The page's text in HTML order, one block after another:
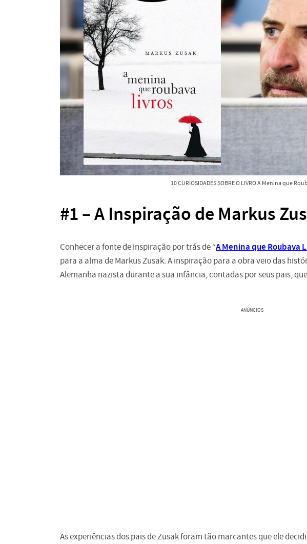
10 CURIOSIDADES SOBRE O LIVRO A Menina que
#1 – A Inspiração de Markus
Conhecer a fonte de inspiração por trás de “A Menina que Roubava
para a alma de Markus Zusak. A inspiração para a obra veio das
Alemanha nazista durante a sua infância, contadas por seus pais,
ANÚNCIOS
As experiências dos pais de Zusak foram tão marcantes que ele